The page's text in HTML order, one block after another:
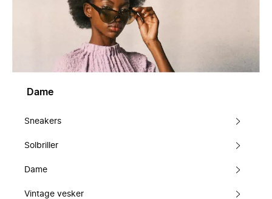
Dame
Sneakers
Solbriller
Dame
Vintage vesker